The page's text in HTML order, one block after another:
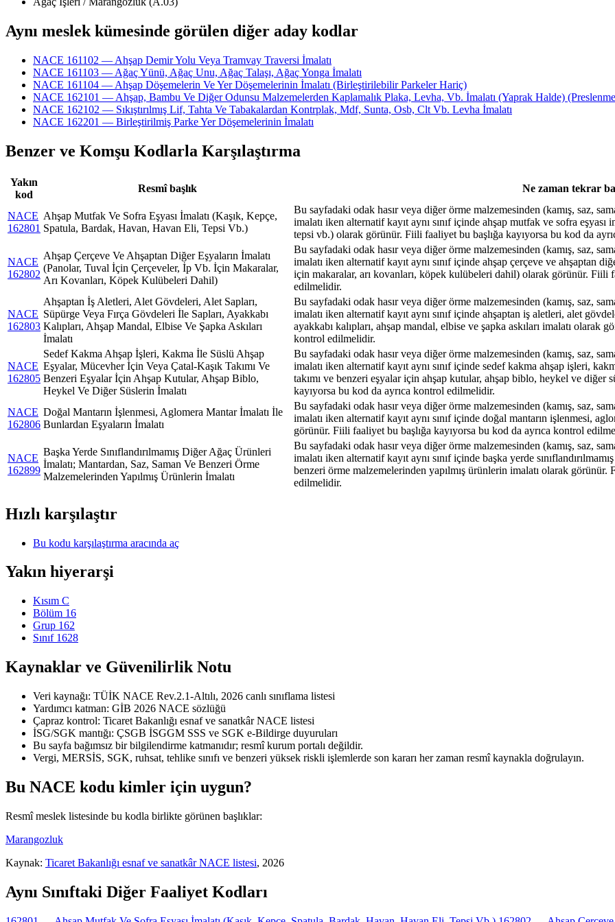
Aynı meslek kümesinde görülen diğer aday kodlar
NACE 161102 — Ahşap Demir Yolu Veya Tramvay Traversi İmalatı
NACE 161103 — Ağaç Yünü, Ağaç Unu, Ağaç Talaşı, Ağaç Yonga İmalatı
NACE 161104 — Ahşap Döşemelerin Ve Yer Döşemelerinin İmalatı (Birleştirilebilir Parkeler Hariç)
NACE 162101 — Ahşap, Bambu Ve Diğer Odunsu Malzemelerden Kaplamalık Plaka, Levha, Vb. İmalatı (Yaprak Halde)
NACE 162102 — Sıkıştırılmış Lif, Tahta Ve Tabakalardan Kontrplak, Mdf, Sunta, Osb, Clt Vb. Levha İmalatı
NACE 162201 — Birleştirilmiş Parke Yer Döşemelerinin İmalatı
Benzer ve Komşu Kodlarla Karşılaştırma
Yakın
kod
Resmî başlık Ne zaman tekrar
NACE
162801
Ahşap Mutfak Ve Sofra Eşyası İmalatı (Kaşık, Kepçe,
Spatula, Bardak, Havan, Havan Eli, Tepsi Vb.)
Bu sayfadaki odak hasır veya diğer örme malzemesinden (kamış, saz,
imalatı iken alternatif kayıt aynı sınıf içinde ahşap mutfak ve sofra
tepsi vb.) olarak görünür. Fiili faaliyet bu başlığa kayıyorsa bu kod da
NACE
162802
Ahşap Çerçeve Ve Ahşaptan Diğer Eşyaların İmalatı
(Panolar, Tuval İçin Çerçeveler, İp Vb. İçin Makaralar,
Arı Kovanları, Köpek Kulübeleri Dahil)
Bu sayfadaki odak hasır veya diğer örme malzemesinden (kamış, saz,
imalatı iken alternatif kayıt aynı sınıf içinde ahşap çerçeve ve ahşaptan
için makaralar, arı kovanları, köpek kulübeleri dahil) olarak görünür. Fiili
edilmelidir.
NACE
162803
Ahşaptan İş Aletleri, Alet Gövdeleri, Alet Sapları,
Süpürge Veya Fırça Gövdeleri İle Sapları, Ayakkabı
Kalıpları, Ahşap Mandal, Elbise Ve Şapka Askıları
İmalatı
Bu sayfadaki odak hasır veya diğer örme malzemesinden (kamış, saz,
imalatı iken alternatif kayıt aynı sınıf içinde ahşaptan iş aletleri, alet
ayakkabı kalıpları, ahşap mandal, elbise ve şapka askıları imalatı olarak
kontrol edilmelidir.
NACE
162805
Sedef Kakma Ahşap İşleri, Kakma İle Süslü Ahşap
Eşyalar, Mücevher İçin Veya Çatal-Kaşık Takımı Ve
Benzeri Eşyalar İçin Ahşap Kutular, Ahşap Biblo,
Heykel Ve Diğer Süslerin İmalatı
Bu sayfadaki odak hasır veya diğer örme malzemesinden (kamış, saz,
imalatı iken alternatif kayıt aynı sınıf içinde sedef kakma ahşap işleri,
takımı ve benzeri eşyalar için ahşap kutular, ahşap biblo, heykel ve diğer
kayıyorsa bu kod da ayrıca kontrol edilmelidir.
NACE
162806
Doğal Mantarın İşlenmesi, Aglomera Mantar İmalatı İle
Bunlardan Eşyaların İmalatı
Bu sayfadaki odak hasır veya diğer örme malzemesinden (kamış, saz,
imalatı iken alternatif kayıt aynı sınıf içinde doğal mantarın işlenmesi,
görünür. Fiili faaliyet bu başlığa kayıyorsa bu kod da ayrıca kontrol
NACE
162899
Başka Yerde Sınıflandırılmamış Diğer Ağaç Ürünleri
İmalatı; Mantardan, Saz, Saman Ve Benzeri Örme
Malzemelerinden Yapılmış Ürünlerin İmalatı
Bu sayfadaki odak hasır veya diğer örme malzemesinden (kamış, saz,
imalatı iken alternatif kayıt aynı sınıf içinde başka yerde
benzeri örme malzemelerinden yapılmış ürünlerin imalatı olarak
edilmelidir.
Hızlı karşılaştır
Bu kodu karşılaştırma aracında aç
Yakın hiyerarşi
Kısım C
Bölüm 16
Grup 162
Sınıf 1628
Kaynaklar ve Güvenilirlik Notu
Veri kaynağı: TÜİK NACE Rev.2.1-Altılı, 2026 canlı sınıflama listesi
Yardımcı katman: GİB 2026 NACE sözlüğü
Çapraz kontrol: Ticaret Bakanlığı esnaf ve sanatkâr NACE listesi
İSG/SGK mantığı: ÇSGB İSGGM SSS ve SGK e-Bildirge duyuruları
Bu sayfa bağımsız bir bilgilendirme katmanıdır; resmî kurum portalı değildir.
Vergi, MERSİS, SGK, ruhsat, tehlike sınıfı ve benzeri yüksek riskli işlemlerde son kararı her zaman resmî kaynakla doğrulayın.
Bu NACE kodu kimler için uygun?
Resmî meslek listesinde bu kodla birlikte görünen başlıklar:
Marangozluk
Kaynak: Ticaret Bakanlığı esnaf ve sanatkâr NACE listesi, 2026
Aynı Sınıftaki Diğer Faaliyet Kodları